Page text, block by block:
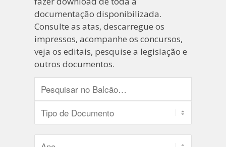
documentação disponibilizada.
Consulte as atas, descarregue os
impressos, acompanhe os concursos,
veja os editais, pesquise a legislação e
outros documentos.